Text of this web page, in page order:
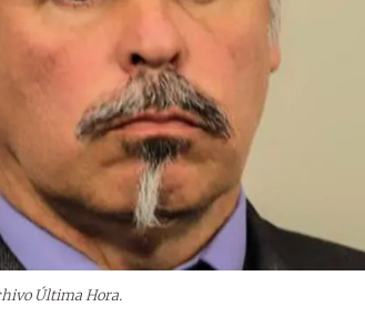
Última Hora.